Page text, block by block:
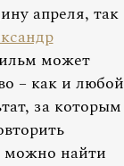
апреля, так
может
– как и любой
за которым
можно найти